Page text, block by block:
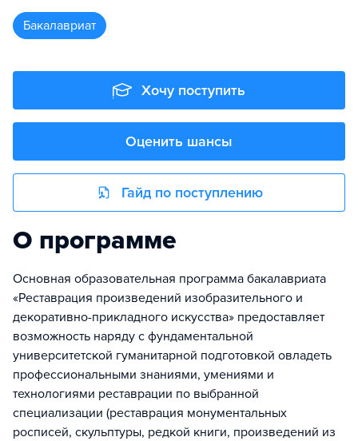
бакалавриат
Хочу поступить
Оценить шансы
Гайд по поступлению
О программе
Основная образовательная программа бакалавриата
«Реставрация произведений изобразительного и
декоративно-прикладного искусства» предоставляет
возможность наряду с фундаментальной
университетской гуманитарной подготовкой овладеть
профессиональными знаниями, умениями и
технологиями реставрации по выбранной
специализации (реставрация монументальных
росписей, скульптуры, редкой книги, произведений из